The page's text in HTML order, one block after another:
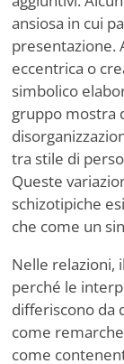
ansiosa in cui
presentazione.
eccentrica o
simbolico
gruppo mostra
tra stile di
Queste
schizotipiche
che come un
Nelle relazioni,
perché le
differiscono da
come
come